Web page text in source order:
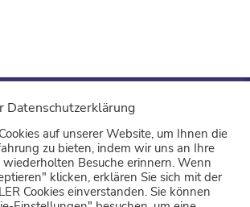
Datenschutzerklärung
auf unserer Website, um Ihnen die
zu bieten, indem wir uns an Ihre
Besuche erinnern. Wenn
klicken, erklären Sie sich mit der
Cookies einverstanden. Sie können